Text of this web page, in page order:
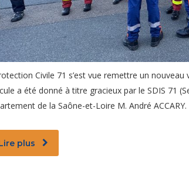
Civile 71 s’est vue remettre un nouveau
a été donné à titre gracieux par le SDIS 71
de la Saône-et-Loire M. André ACCARY.
plus